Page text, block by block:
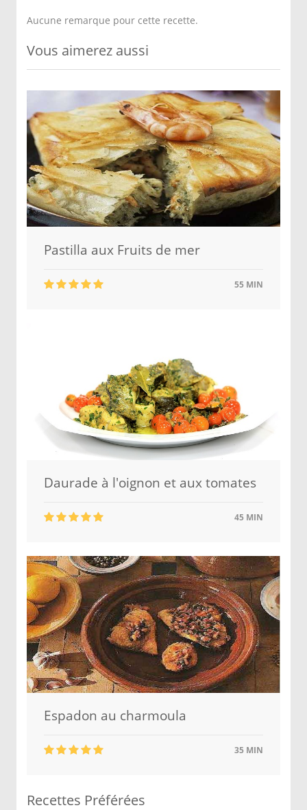
Aucune remarque pour cette recette.
Vous aimerez aussi
Pastilla aux Fruits de mer
55 MIN
Daurade à l'oignon et aux tomates
45 MIN
Espadon au charmoula
35 MIN
Recettes Préférées